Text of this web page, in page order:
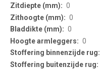
0
0
0
0